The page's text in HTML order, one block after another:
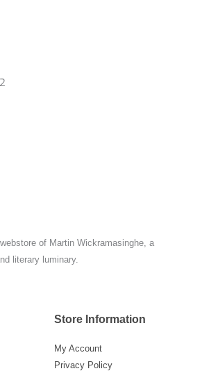
2
of Martin Wickramasinghe, a
literary luminary.
Store Information
My Account
Privacy Policy